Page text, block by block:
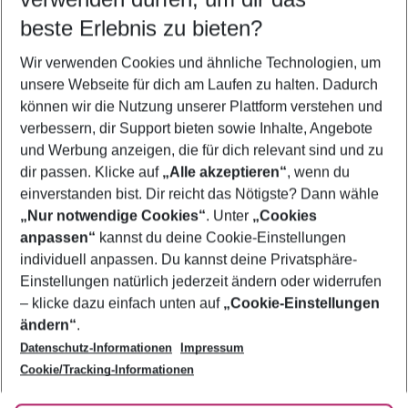
5-8 Nächte
2 Erwachsene Keine Kinder
Mehr Filter anzeigen
Footer
Footer navigation
Über uns
AGB
Bestpreisgarantie
Cookie-Einstellungen ändern
Cookie-Richtlinie
Agenturbetreuung
Barrierefreies Reisen
Folge uns
beste Erlebnis zu bieten?
Wir verwenden Cookies und ähnliche Technologien, um
unsere Webseite für dich am Laufen zu halten. Dadurch
können wir die Nutzung unserer Plattform verstehen und
verbessern, dir Support bieten sowie Inhalte, Angebote
und Werbung anzeigen, die für dich relevant sind und zu
dir passen. Klicke auf „Alle akzeptieren“, wenn du
einverstanden bist. Dir reicht das Nötigste? Dann wähle
„Nur notwendige Cookies“. Unter „Cookies
anpassen“ kannst du deine Cookie-Einstellungen
individuell anpassen. Du kannst deine Privatsphäre-
Einstellungen natürlich jederzeit ändern oder widerrufen
– klicke dazu einfach unten auf „Cookie-Einstellungen
ändern“.
Datenschutz-Informationen
Impressum
Cookie/Tracking-Informationen